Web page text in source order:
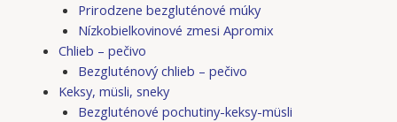
Prirodzene bezgluténové múky
Nízkobielkovinové zmesi Apromix
Chlieb – pečivo
Bezgluténový chlieb – pečivo
Keksy, müsli, sneky
Bezgluténové pochutiny-keksy-müsli